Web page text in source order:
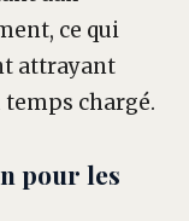
ce qui
attrayant
chargé.
pour les